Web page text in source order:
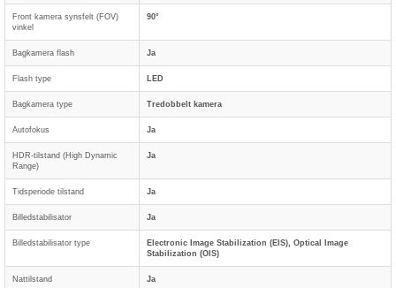
Front kamera synsfelt (FOV)
vinkel
90°
Bagkamera flash Ja
Flash type LED
Bagkamera type Tredobbelt kamera
Autofokus Ja
HDR-tilstand (High Dynamic
Range)
Ja
Tidsperiode tilstand Ja
Billedstabilisator Ja
Billedstabilisator type
Electronic Image Stabilization (EIS), Optical Image
Stabilization (OIS)
Nattilstand Ja